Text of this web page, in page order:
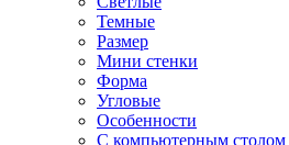
Темные
Размер
Мини стенки
Форма
Угловые
Особенности
С компьютерным столом